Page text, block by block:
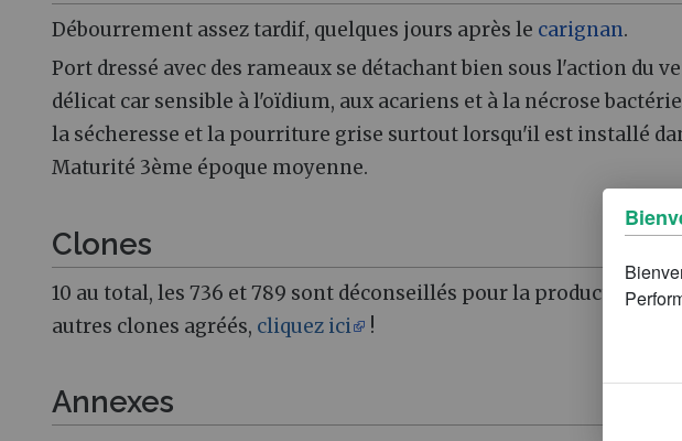
Débourrement assez tardif, quelques jours après le carignan.
Port dressé avec des rameaux se détachant bien sous l'action du
délicat car sensible à l'oïdium, aux acariens et à la nécrose
la sécheresse et la pourriture grise surtout lorsqu'il est installé
Maturité 3ème époque moyenne.
Clones
10 au total, les 736 et 789 sont déconseillés pour la production de
autres clones agréés, cliquez ici !
Annexes